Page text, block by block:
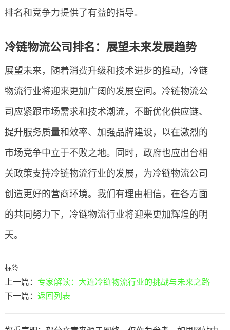
排名和竞争力提供了有益的指导。
冷链物流公司排名：展望未来发展趋势
展望未来，随着消费升级和技术进步的推动，冷链
物流行业将迎来更加广阔的发展空间。冷链物流公
司应紧跟市场需求和技术潮流，不断优化供应链、
提升服务质量和效率、加强品牌建设，以在激烈的
市场竞争中立于不败之地。同时，政府也应出台相
关政策支持冷链物流行业的发展，为冷链物流公司
创造更好的营商环境。我们有理由相信，在各方面
的共同努力下，冷链物流行业将迎来更加辉煌的明
天。
标签:
上一篇： 专家解读：大连冷链物流行业的挑战与未来之路
下一篇： 返回列表